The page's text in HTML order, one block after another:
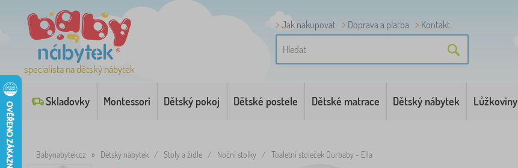
specialista na dětský nábytek
Jak nakupovat Doprava a platba Kontakt
Skladovky Montessori Dětský pokoj Dětské postele Dětské matrace Dětský nábytek Lůžkoviny
Babynabytek.cz » Dětský nábytek / Stoly a židle / Noční stolky / Toaletní stoleček Ourbaby - Ella